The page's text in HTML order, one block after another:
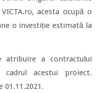
acesta ocupă o
o investiție estimată la
atribuire a contractului
acestui proiect.
01.11.2021.